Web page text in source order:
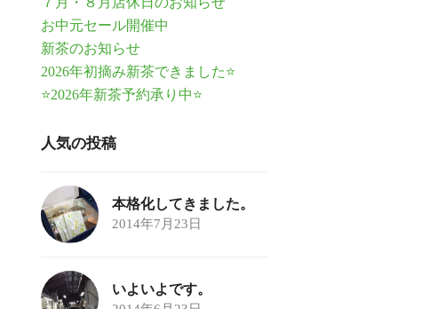
お中元セール開催中
新茶のお知らせ
2026年初摘み新茶できました⭐
⭐2026年新茶予約承り中⭐
人気の投稿
本格化してきました。
2014年7月23日
いよいよです。